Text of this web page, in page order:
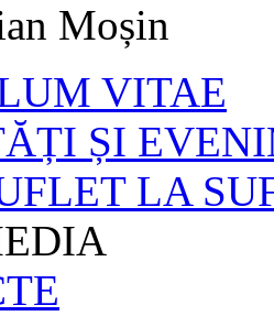
Moșin
VITAE
ȘI
LA